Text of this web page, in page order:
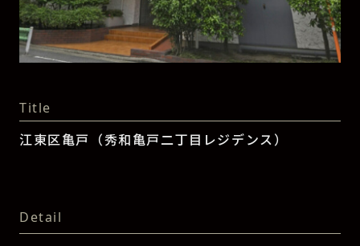
Title
江東区亀戸（秀和亀戸二丁目レジデンス）
Detail